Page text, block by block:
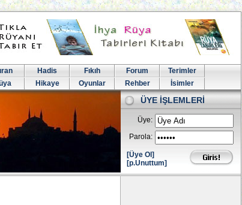
Hadis Fıkıh Forum
Terimler
Hikaye Oyunlar Rehber İsimler
ÜYE İŞLEMLERİ
Üye:
Parola:
[Üye Ol]
[p.Unuttum]